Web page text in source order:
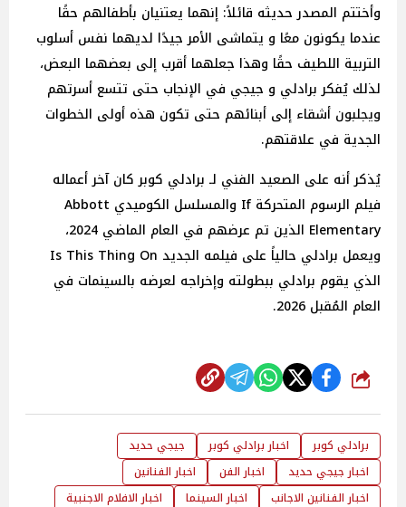
وأختتم المصدر حديثه قائلاً: إنهما يعتنيان بأطفالهم حقًا
عندما يكونون معًا و يتماشى الأمر جيدًا لديهما نفس أسلوب
التربية اللطيف حقًا وهذا جعلهما أقرب إلى بعضهما البعض،
لذلك يُفكر برادلي و جيجي في الإنجاب حتى تتسع أسرتهم
ويجلبون أشقاء إلى أبنائهم حتى تكون هذه أولى الخطوات
الجدية في علاقتهم.
يُذكر أنه على الصعيد الفني لـ برادلي كوبر كان آخر أعماله
فيلم الرسوم المتحركة If والمسلسل الكوميدي Abbott
Elementary الذين تم عرضهم في العام الماضي 2024،
ويعمل برادلي حالياً على فيلمه الجديد Is This Thing On
الذي يقوم برادلي ببطولته وإخراجه لعرضه بالسينمات في
العام المُقبل 2026.
شارك
برادلي كوبر اخبار برادلي كوبر
جيجي حديد
اخبار جيجي حديد
اخبار الفن
اخبار الفنانين
اخبار الفنانين الاجانب
اخبار السينما
اخبار الافلام الاجنبية